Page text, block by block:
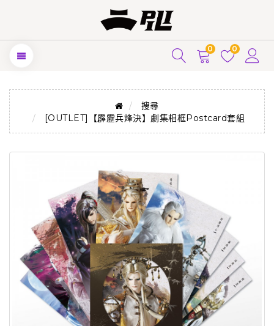
0 0
搜尋
[OUTLET]【霹靂兵烽決】劇集相框Postcard套組